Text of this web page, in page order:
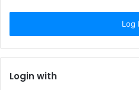
Login with